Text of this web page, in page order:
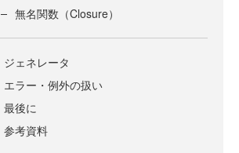
無名関数（Closure）
ジェネレータ
エラー・例外の扱い
最後に
参考資料